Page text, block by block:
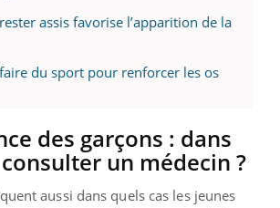
assis favorise l’apparition de la
du sport pour renforcer les os
des garçons : dans
un médecin ?
aussi dans quels cas les jeunes